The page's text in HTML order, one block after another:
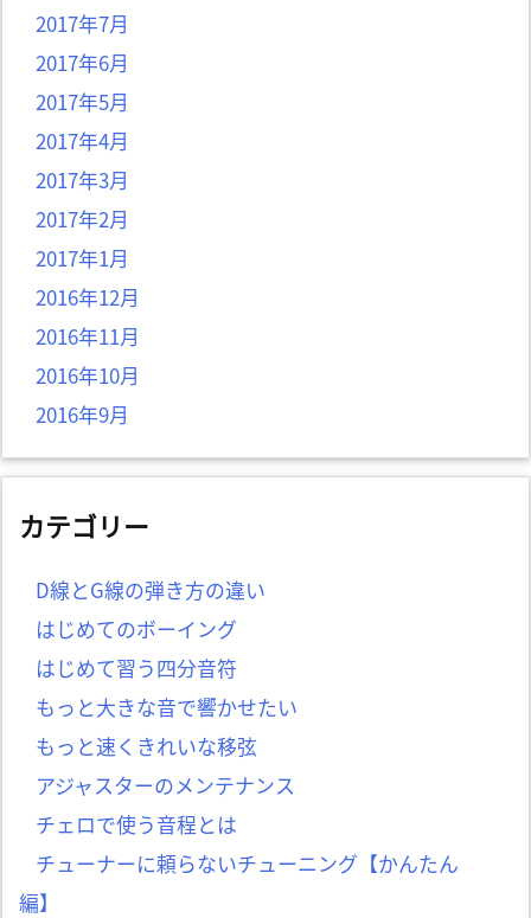
2017年7月
2017年6月
2017年5月
2017年4月
2017年3月
2017年2月
2017年1月
2016年12月
2016年11月
2016年10月
2016年9月
カテゴリー
D線とG線の弾き方の違い
はじめてのボーイング
はじめて習う四分音符
もっと大きな音で響かせたい
もっと速くきれいな移弦
アジャスターのメンテナンス
チェロで使う音程とは
チューナーに頼らないチューニング【かんたん
編】